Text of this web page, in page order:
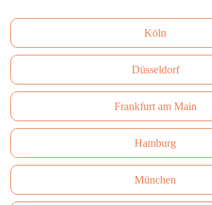
Köln
Düsseldorf
Frankfurt am Main
Hamburg
München